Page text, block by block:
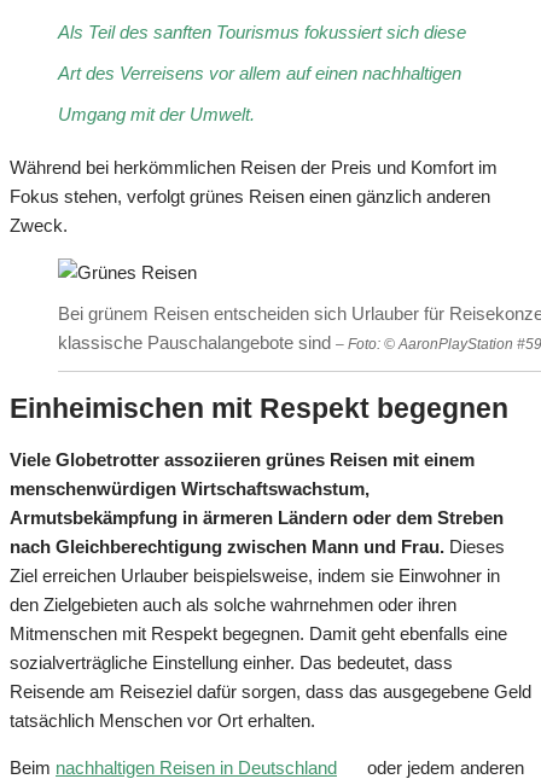
Als Teil des sanften Tourismus fokussiert sich diese
Art des Verreisens vor allem auf einen nachhaltigen
Umgang mit der Umwelt.
Während bei herkömmlichen Reisen der Preis und Komfort im
Fokus stehen, verfolgt grünes Reisen einen gänzlich anderen
Zweck.
Bei grünem Reisen entscheiden sich Urlauber für
klassische Pauschalangebote sind – Foto: © AaronPlayStation
Einheimischen mit Respekt begegnen
Viele Globetrotter assoziieren grünes Reisen mit einem
menschenwürdigen Wirtschaftswachstum,
Armutsbekämpfung in ärmeren Ländern oder dem Streben
nach Gleichberechtigung zwischen Mann und Frau. Dieses
Ziel erreichen Urlauber beispielsweise, indem sie Einwohner in
den Zielgebieten auch als solche wahrnehmen oder ihren
Mitmenschen mit Respekt begegnen. Damit geht ebenfalls eine
sozialverträgliche Einstellung einher. Das bedeutet, dass
Reisende am Reiseziel dafür sorgen, dass das ausgegebene Geld
tatsächlich Menschen vor Ort erhalten.
Beim nachhaltigen Reisen in Deutschland
oder jedem anderen